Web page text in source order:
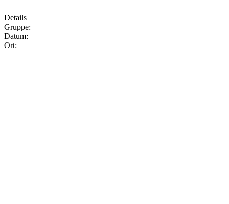
Details
Gruppe:
Datum:
Ort: